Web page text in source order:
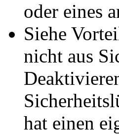
oder eines
Siehe
nicht aus
hat einen